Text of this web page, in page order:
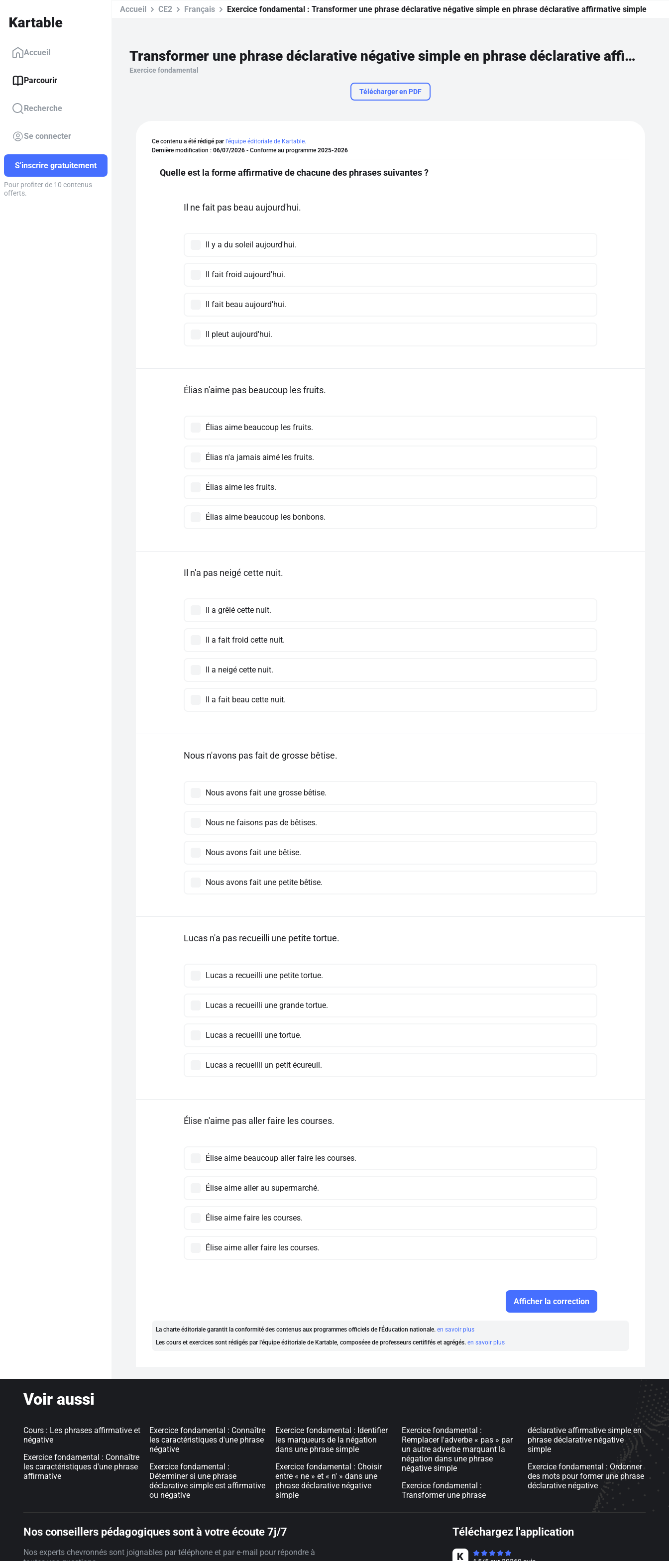
Accueil
Parcourir
Recherche
Se connecter
S'inscrire gratuitement
Pour profiter de 10 contenus
offerts.
Accueil CE2 Français Exercice fondamental : Transformer une phrase déclarative négative simple en phrase déclarative affirmative simple
Transformer une phrase déclarative négative simple en phrase déclarative affirmative simple
Exercice fondamental
Télécharger en PDF
Ce contenu a été rédigé par l'équipe éditoriale de Kartable.
Dernière modification : 06/07/2026 - Conforme au programme 2025-2026
Quelle est la forme affirmative de chacune des phrases suivantes ?
Il ne fait pas beau aujourd'hui.
Il y a du soleil aujourd'hui.
Il fait froid aujourd'hui.
Il fait beau aujourd'hui.
Il pleut aujourd'hui.
Élias n'aime pas beaucoup les fruits.
Élias aime beaucoup les fruits.
Élias n'a jamais aimé les fruits.
Élias aime les fruits.
Élias aime beaucoup les bonbons.
Il n'a pas neigé cette nuit.
Il a grêlé cette nuit.
Il a fait froid cette nuit.
Il a neigé cette nuit.
Il a fait beau cette nuit.
Nous n'avons pas fait de grosse bêtise.
Nous avons fait une grosse bêtise.
Nous ne faisons pas de bêtises.
Nous avons fait une bêtise.
Nous avons fait une petite bêtise.
Lucas n'a pas recueilli une petite tortue.
Lucas a recueilli une petite tortue.
Lucas a recueilli une grande tortue.
Lucas a recueilli une tortue.
Lucas a recueilli un petit écureuil.
Élise n'aime pas aller faire les courses.
Élise aime beaucoup aller faire les courses.
Élise aime aller au supermarché.
Élise aime faire les courses.
Élise aime aller faire les courses.
Afficher la correction
La charte éditoriale garantit la conformité des contenus aux programmes officiels de l'Éducation nationale. en savoir plus
Les cours et exercices sont rédigés par l'équipe éditoriale de Kartable, composéee de professeurs certififés et agrégés. en savoir plus
Voir aussi
Cours : Les phrases affirmative et
négative
Exercice fondamental : Connaître
les caractéristiques d'une phrase
affirmative
Exercice fondamental : Connaître
les caractéristiques d'une phrase
négative
Exercice fondamental :
Déterminer si une phrase
déclarative simple est affirmative
ou négative
Exercice fondamental : Identifier
les marqueurs de la négation
dans une phrase simple
Exercice fondamental : Choisir
entre « ne » et « n' » dans une
phrase déclarative négative
simple
Exercice fondamental :
Remplacer l'adverbe « pas » par
un autre adverbe marquant la
négation dans une phrase
négative simple
Exercice fondamental :
Transformer une phrase
déclarative affirmative simple en
phrase déclarative négative
simple
Exercice fondamental : Ordonner
des mots pour former une phrase
déclarative négative
Nos conseillers pédagogiques sont à votre écoute 7j/7
Nos experts chevronnés sont joignables par téléphone et par e-mail pour répondre à
Téléchargez l'application